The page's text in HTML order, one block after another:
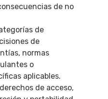
de no
de
de
normas
o
aplicables.
de acceso,